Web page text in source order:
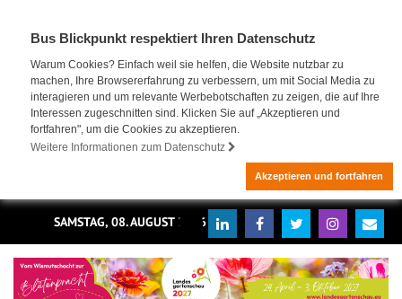
Bus Blickpunkt respektiert Ihren Datenschutz
Warum Cookies? Einfach weil sie helfen, die Website nutzbar zu
machen, Ihre Browsererfahrung zu verbessern, um mit Social Media zu
interagieren und um relevante Werbebotschaften zu zeigen, die auf Ihre
Interessen zugeschnitten sind. Klicken Sie auf „Akzeptieren und
fortfahren", um die Cookies zu akzeptieren.
Weitere Informationen zum Datenschutz
Akzeptieren und fortfahren
SAMSTAG, 08. AUGUST 2026